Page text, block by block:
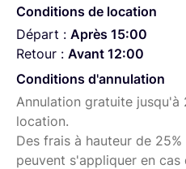
la vitesse
Longueur 120 cm
suffisante pour des
📍Disponible à la location–
mobilité cinématique
motorisé de qualité !
Conditions de location
Départ : Après 15:00
Retour : Avant 12:00
Conditions d'annulation
Annulation gratuite
location.
Des frais à hauteur de
peuvent s'appliquer en